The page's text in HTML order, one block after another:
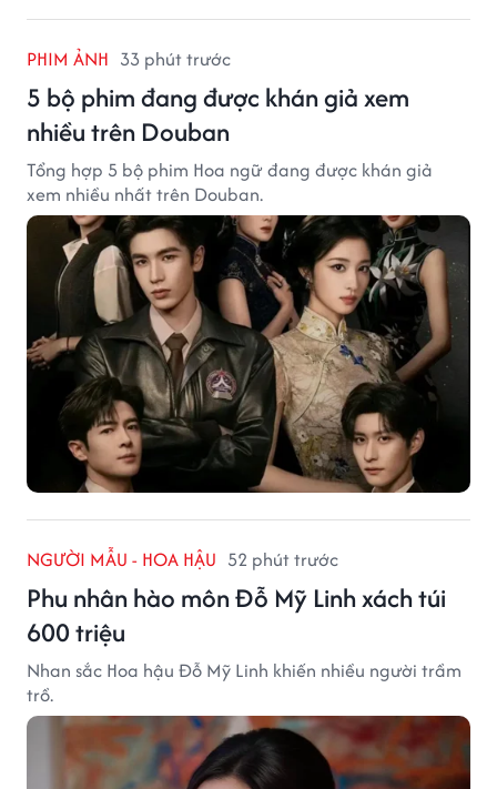
PHIM ẢNH 33 phút trước
5 bộ phim đang được khán giả xem
nhiều trên Douban
Tổng hợp 5 bộ phim Hoa ngữ đang được khán giả
xem nhiều nhất trên Douban.
NGƯỜI MẪU - HOA HẬU 52 phút trước
Phu nhân hào môn Đỗ Mỹ Linh xách túi
600 triệu
Nhan sắc Hoa hậu Đỗ Mỹ Linh khiến nhiều người trầm
trồ.